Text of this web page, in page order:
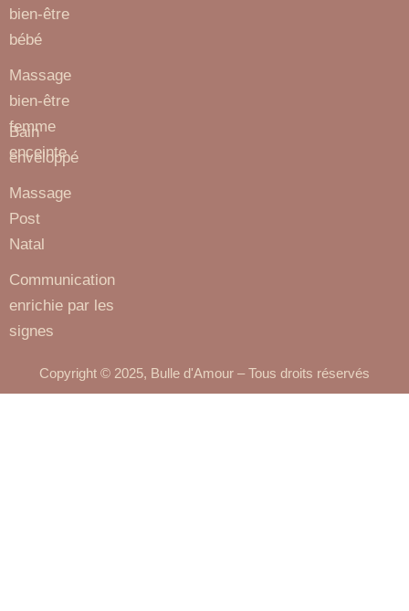
bien-être
bébé
Massage
bien-être
femme
enceinte
Bain
enveloppé
Massage
Post
Natal
Communication
enrichie par les
signes
Copyright © 2025, Bulle d'Amour – Tous droits réservés